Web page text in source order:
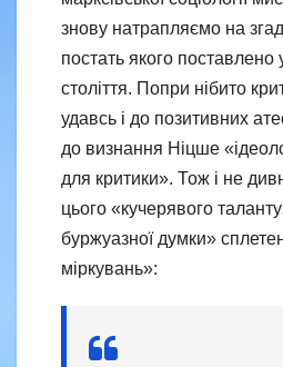
знову натрапляємо на
постать якого поставлено
століття. Попри нібито
удавсь і до позитивних
до визнання Ніцше
для критики». Тож і не
цього «кучерявого
буржуазної думки»
міркувань»: